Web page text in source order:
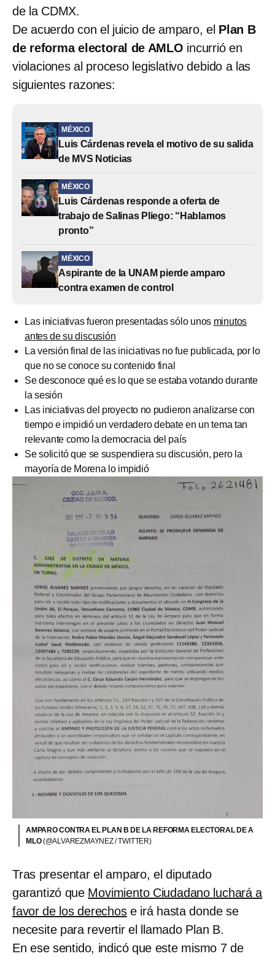
de la CDMX.
De acuerdo con el juicio de amparo, el Plan B
de reforma electoral de AMLO incurrió en
violaciones al proceso legislativo debido a las
siguientes razones:
MÉXICO
Luis Cárdenas revela el motivo de su salida
de MVS Noticias
MÉXICO
Luis Cárdenas responde a oferta de
trabajo de Salinas Pliego: “Hablamos
pronto”
MÉXICO
Aspirante de la UNAM pierde amparo
contra examen de control
Las iniciativas fueron presentadas sólo unos minutos
antes de su discusión
La versión final de las iniciativas no fue publicada, por lo
que no se conoce su contenido final
Se desconoce qué es lo que se estaba votando durante
la sesión
Las iniciativas del proyecto no pudieron analizarse con
tiempo e impidió un verdadero debate en un tema tan
relevante como la democracia del país
Se solicitó que se suspendiera su discusión, pero la
mayoría de Morena lo impidió
AMPARO CONTRA EL PLAN B DE LA REFORMA ELECTORAL DE A
MLO(@ALVAREZMAYNEZ / TWITTER)
Tras presentar el amparo, el diputado
garantizó que Movimiento Ciudadano luchará a
favor de los derechose irá hasta donde se
necesite para revertir el llamado Plan B.
En ese sentido, indicó que este mismo 7 de